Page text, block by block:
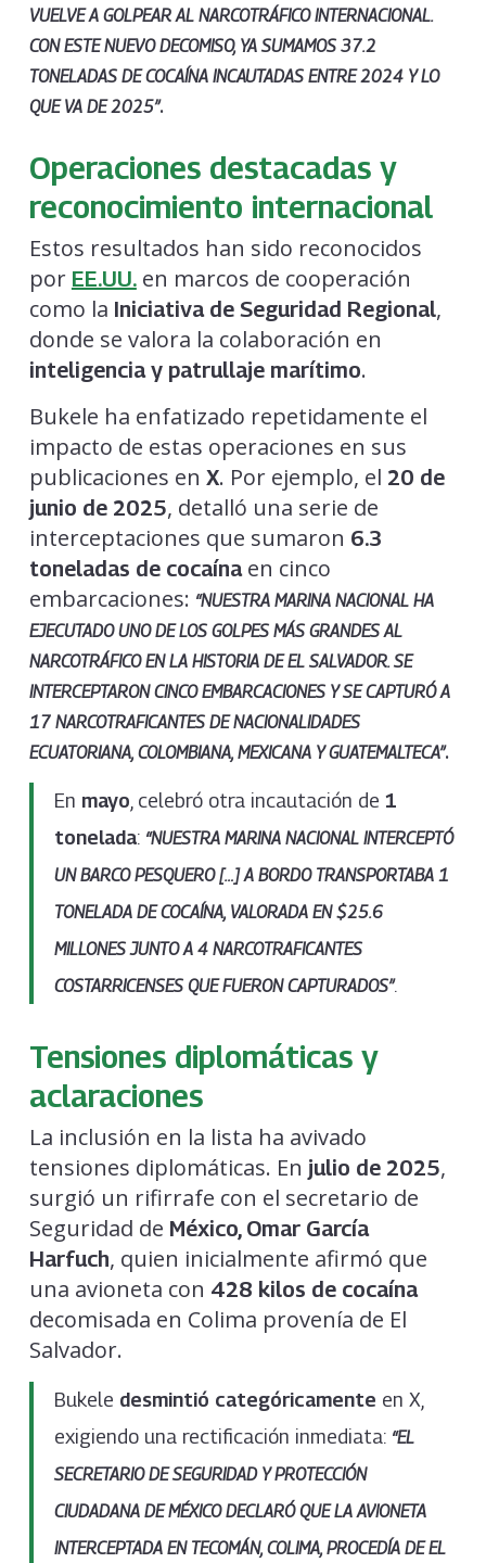
VUELVE A GOLPEAR AL NARCOTRÁFICO INTERNACIONAL.
CON ESTE NUEVO DECOMISO, YA SUMAMOS 37.2
TONELADAS DE COCAÍNA INCAUTADAS ENTRE 2024 Y LO
QUE VA DE 2025”.
Operaciones destacadas y
reconocimiento internacional
Estos resultados han sido reconocidos
por EE.UU.en marcos de cooperación
como la Iniciativa de Seguridad Regional,
donde se valora la colaboración en
inteligencia y patrullaje marítimo.
Bukele ha enfatizado repetidamente el
impacto de estas operaciones en sus
publicaciones en X. Por ejemplo, el 20 de
junio de 2025, detalló una serie de
interceptaciones que sumaron 6.3
toneladas de cocaínaen cinco
embarcaciones: “NUESTRA MARINA NACIONAL HA
EJECUTADO UNO DE LOS GOLPES MÁS GRANDES AL
NARCOTRÁFICO EN LA HISTORIA DE EL SALVADOR. SE
INTERCEPTARON CINCO EMBARCACIONES Y SE CAPTURÓ A
17 NARCOTRAFICANTES DE NACIONALIDADES
ECUATORIANA, COLOMBIANA, MEXICANA Y GUATEMALTECA”.
En mayo , celebró otra incautación de1
tonelada: “NUESTRA MARINA NACIONAL INTERCEPTÓ
UN BARCO PESQUERO […] A BORDO TRANSPORTABA 1
TONELADA DE COCAÍNA, VALORADA EN $25.6
MILLONES JUNTO A 4 NARCOTRAFICANTES
COSTARRICENSES QUE FUERON CAPTURADOS”.
Tensiones diplomáticas y
aclaraciones
La inclusión en la lista ha avivado
tensiones diplomáticas. En julio de 2025,
surgió un rifirrafe con el secretario de
Seguridad de México, Omar García
Harfuch, quien inicialmente afirmó que
una avioneta con 428 kilos de cocaína
decomisada en Colima provenía de El
Salvador.
Bukele desmintió categóricamente en X,
exigiendo una rectificación inmediata: “EL
SECRETARIO DE SEGURIDAD Y PROTECCIÓN
CIUDADANA DE MÉXICO DECLARÓ QUE LA AVIONETA
INTERCEPTADA EN TECOMÁN, COLIMA, PROCEDÍA DE EL